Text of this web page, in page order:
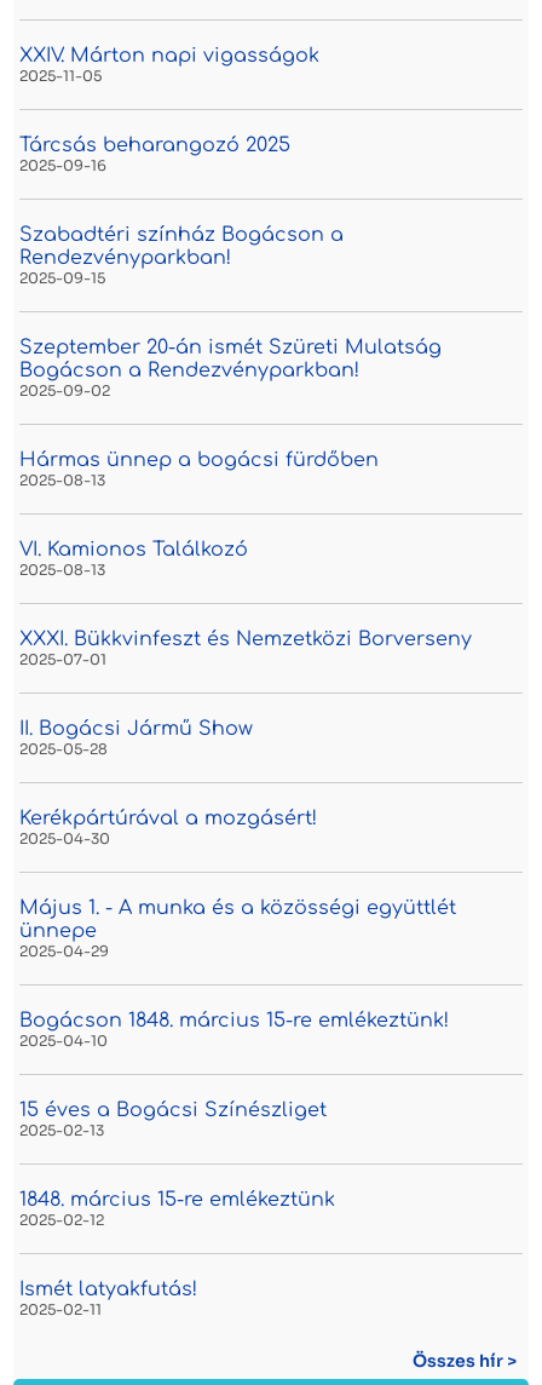
XXIV. Márton napi vigasságok
2025-11-05
Tárcsás beharangozó 2025
2025-09-16
Szabadtéri színház Bogácson a
Rendezvényparkban!
2025-09-15
Szeptember 20-án ismét Szüreti Mulatság
Bogácson a Rendezvényparkban!
2025-09-02
Hármas ünnep a bogácsi fürdőben
2025-08-13
VI. Kamionos Találkozó
2025-08-13
XXXI. Bükkvinfeszt és Nemzetközi Borverseny
2025-07-01
II. Bogácsi Jármű Show
2025-05-28
Kerékpártúrával a mozgásért!
2025-04-30
Május 1. - A munka és a közösségi együttlét
ünnepe
2025-04-29
Bogácson 1848. március 15-re emlékeztünk!
2025-04-10
15 éves a Bogácsi Színészliget
2025-02-13
1848. március 15-re emlékeztünk
2025-02-12
Ismét latyakfutás!
2025-02-11
Összes hír >